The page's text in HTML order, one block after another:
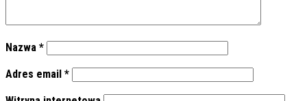
Nazwa *
Adres email *